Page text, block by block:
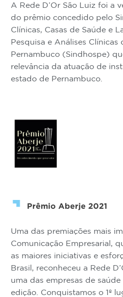
A Rede D’Or São Luiz foi a
do prêmio concedido pelo
Clínicas, Casas de Saúde e
Pesquisa e Análises Clínicas
Pernambuco (Sindhospe)
relevância da atuação de
estado de Pernambuco.
Prêmio Aberje 2021
Uma das premiações mais
Comunicação Empresarial,
as maiores iniciativas e
Brasil, reconheceu a Rede
uma das empresas de
edição. Conquistamos o 1º